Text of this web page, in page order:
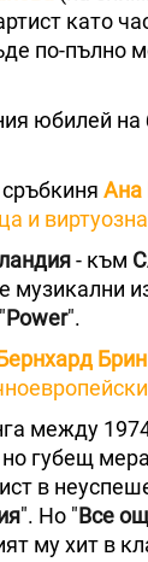
като
по-пълно
юбилей на
Ана
и
- към
музикални
Power".
между
но губещ
в
". Но "Все
му хит в